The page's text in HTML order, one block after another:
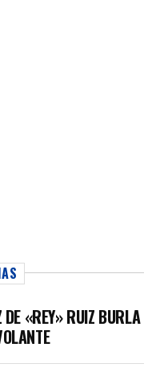
«REY» RUIZ BURLA